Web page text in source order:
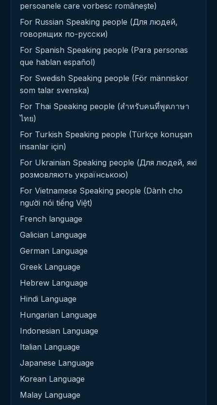
persoanele care vorbesc românește)
For Russian Speaking people (Для людей,
говорящих по-русски)
For Spanish Speaking people (Para personas
que hablan español)
For Swedish Speaking people (För människor
som talar svenska)
For Thai Speaking people (สำหรับคนที่พูดภาษา
ไทย)
For Turkish Speaking people (Türkçe konuşan
insanlar için)
For Ukrainian Speaking people (Для людей, які
розмовляють українською)
For Vietnamese Speaking people (Dành cho
người nói tiếng Việt)
French language
Galician Language
German Language
Greek Language
Hebrew Language
Hindi Language
Hungarian Language
Indonesian Language
Italian Language
Japanese Language
Korean Language
Malay Language